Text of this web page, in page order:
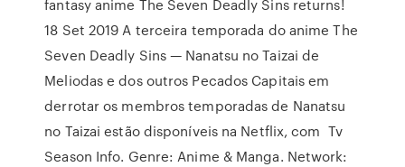
fantasy anime The Seven Deadly Sins returns!
18 Set 2019 A terceira temporada do anime The
Seven Deadly Sins — Nanatsu no Taizai de
Meliodas e dos outros Pecados Capitais em
derrotar os membros temporadas de Nanatsu
no Taizai estão disponíveis na Netflix, com Tv
Season Info. Genre: Anime & Manga. Network: